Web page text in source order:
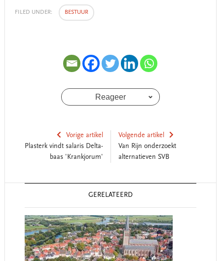
FILED UNDER: BESTUUR
Reageer
Vorige artikel
Plasterk vindt salaris Delta-
baas 'Krankjorum'
Volgende artikel
Van Rijn onderzoekt
alternatieven SVB
GERELATEERD